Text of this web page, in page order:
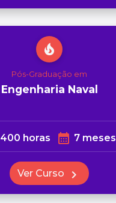
local_fire_department
Pós-Graduação em
Engenharia Naval
400 horas calendar_month 7 meses
Ver Curso chevron_right